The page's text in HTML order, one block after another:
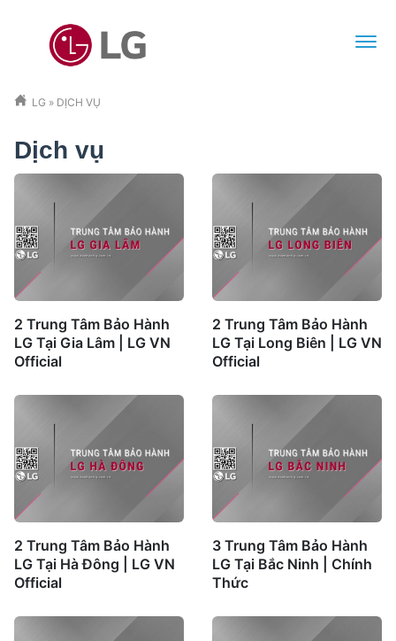
LG » DỊCH VỤ
Dịch vụ
2 Trung Tâm Bảo Hành
LG Tại Gia Lâm | LG VN
Official
2 Trung Tâm Bảo Hành
LG Tại Long Biên | LG VN
Official
2 Trung Tâm Bảo Hành
LG Tại Hà Đông | LG VN
Official
3 Trung Tâm Bảo Hành
LG Tại Bắc Ninh | Chính
Thức